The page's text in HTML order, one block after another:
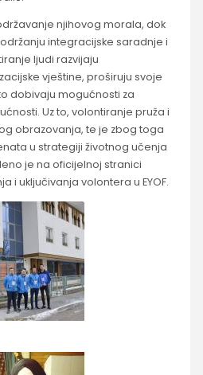
njihovog morala, dok
integracijske saradnje i
ljudi razvijaju
vještine, proširuju svoje
dobivaju mogućnosti za
Uz to, volontiranje pruža i
obrazovanja, te je zbog toga
u strategiji životnog učenja
je na oficijelnoj stranici
i uključivanja volontera u EYOF.